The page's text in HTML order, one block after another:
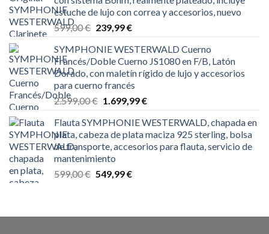
estuche de lujo con correa y accesorios, nuevo
599,00€ El
original
era:
599,00 €.
239,99€El
actual
es:
239,99 €.
SYMPHONIE WESTERWALD Cuerno
Francés/Doble Cuerno JS1080 en F/B, Latón
Dorado, con maletín rígido de lujo y accesorios
para cuerno francés
2.599,00€ El
original
era:
2.599,00 €.
1.699,99€El
actual
es:
1.699,99 €.
Flauta SYMPHONIE WESTERWALD, chapada en
plata, cabeza de plata maciza 925 sterling, bolsa
de transporte, accesorios para flauta, servicio de
mantenimiento
599,00€ El
549,99€El